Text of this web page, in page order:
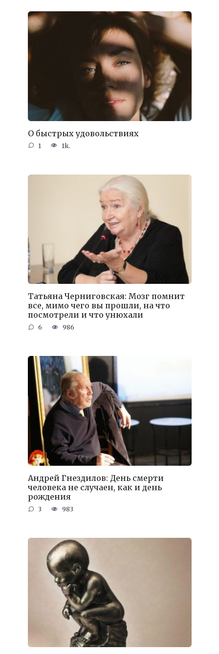
О быстрых удовольствиях
1 1k.
Татьяна Черниговская: Мозг помнит
все, мимо чего вы прошли, на что
посмотрели и что унюхали
6 986
Андрей Гнездилов: День смерти
человека не случаен, как и день
рождения
3 983